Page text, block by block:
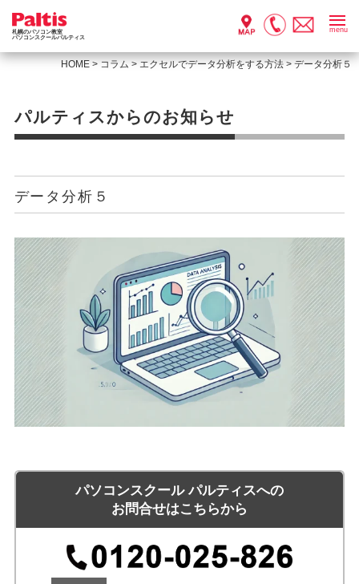
札幌のパソコン教室
パソコンスクールパルティス
menu
HOME > コラム > エクセルでデータ分析をする方法 >データ分析５
パルティスからのお知らせ
データ分析５
パソコンスクール パルティスへの
お問合せはこちらから